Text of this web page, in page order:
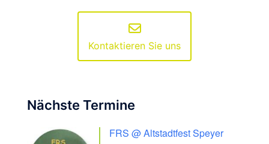
Kontaktieren Sie uns
Nächste Termine
FRS @ Altstadtfest Speyer